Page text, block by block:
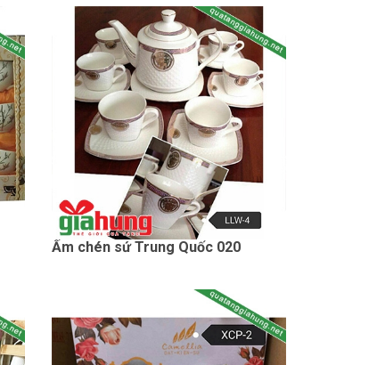
Ấm chén sứ Trung Quốc 020